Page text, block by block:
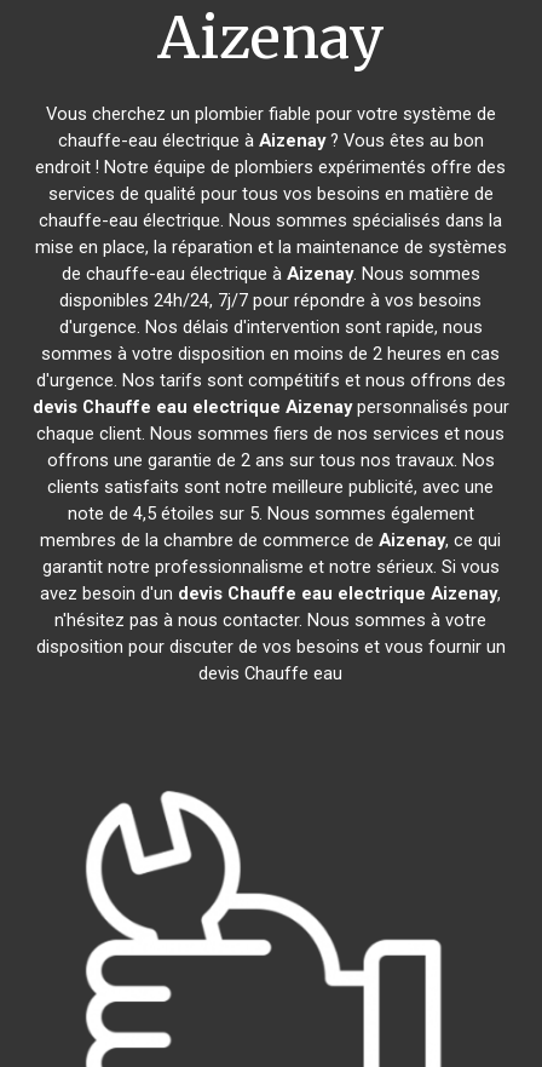
Aizenay
Vous cherchez un plombier fiable pour votre système de
chauffe-eau électrique à Aizenay? Vous êtes au bon
endroit ! Notre équipe de plombiers expérimentés offre des
services de qualité pour tous vos besoins en matière de
chauffe-eau électrique. Nous sommes spécialisés dans la
mise en place, la réparation et la maintenance de systèmes
de chauffe-eau électrique à Aizenay. Nous sommes
disponibles 24h/24, 7j/7 pour répondre à vos besoins
d'urgence. Nos délais d'intervention sont rapide, nous
sommes à votre disposition en moins de 2 heures en cas
d'urgence. Nos tarifs sont compétitifs et nous offrons des
devis Chauffe eau electrique Aizenaypersonnalisés pour
chaque client. Nous sommes fiers de nos services et nous
offrons une garantie de 2 ans sur tous nos travaux. Nos
clients satisfaits sont notre meilleure publicité, avec une
note de 4,5 étoiles sur 5. Nous sommes également
membres de la chambre de commerce deAizenay, ce qui
garantit notre professionnalisme et notre sérieux. Si vous
avez besoin d'un devis Chauffe eau electrique Aizenay,
n'hésitez pas à nous contacter. Nous sommes à votre
disposition pour discuter de vos besoins et vous fournir un
devis Chauffe eau